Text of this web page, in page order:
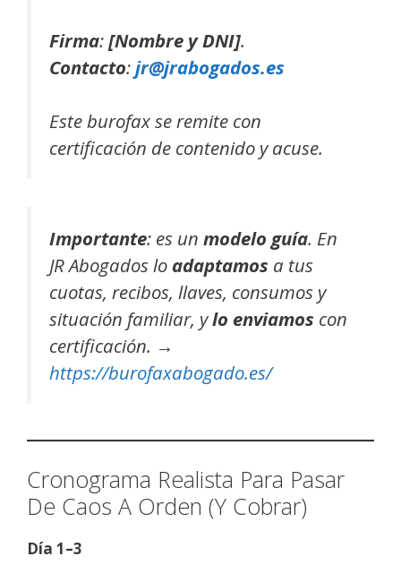
Firma:[Nombre y DNI].
Contacto:jr@jrabogados.es
Este burofax se remite con
certificación de contenido y acuse.
Importante: es un modelo guía. En
JR Abogados lo adaptamos a tus
cuotas, recibos, llaves, consumos y
situación familiar, ylo enviamos con
certificación. →
https://burofaxabogado.es/
Cronograma Realista Para Pasar
De Caos A Orden (Y Cobrar)
Día 1–3